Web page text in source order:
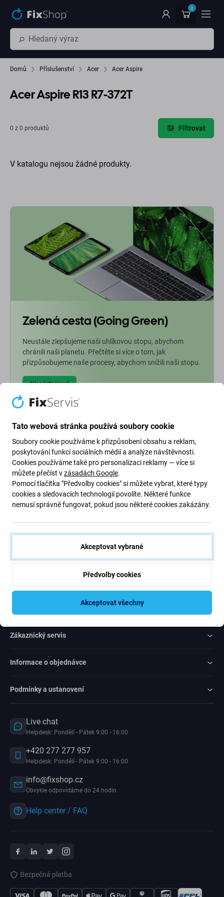
0
Domů Příslušenství Acer Acer Aspire
Acer Aspire R13 R7-372T
0 z 0 produktů Filtrovat
V katalogu nejsou žádné produkty.
Zelená cesta (Going Green)
Neustále zlepšujeme naši uhlíkovou stopu, abychom
chránili naši planetu. Přečtěte si více o tom, jak
přizpůsobujeme naše procesy, abychom snížili naši stopu.
Více informací
Newsletter Fix
Přihlaste se na pravidelný odběr informací ohledně slev a novinek
z naší nabídky. Zároveň odesláním tohoto formuláře potvrzuji, že
mám více než 16 let
Odebírat
Zákaznický servis
Informace o objednávce
Podmínky a ustanovení
Live chat
Helpdesk: Pondělí - Pátek 9:00 - 16:00
+420 277 277 957
Helpdesk: Pondělí - Pátek 9:00 - 16:00
info@fixshop.cz
Obvykle odpovídáme do 24 hodin.
Help center / FAQ
Bezpečná platba
Tato webová stránka používá soubory cookie
Soubory cookie používáme k přizpůsobení obsahu a reklam,
poskytování funkcí sociálních médií a analýze návštěvnosti.
Cookies používáme také pro personalizaci reklamy — více si
můžete přečíst vzásadách Google.
Pomocí tlačítka "Předvolby cookies" si můžete vybrat, které typy
cookies a sledovacích technologií povolíte. Některé funkce
nemusí správně fungovat, pokud jsou některé cookies zakázány.
Akceptovat vybrané
Předvolby cookies
Akceptovat všechny